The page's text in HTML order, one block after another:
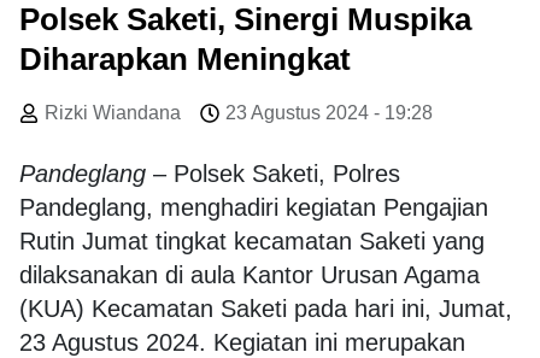
Polsek Saketi, Sinergi Muspika
Diharapkan Meningkat
Rizki Wiandana 23 Agustus 2024 - 19:28
Pandeglang – Polsek Saketi, Polres
Pandeglang, menghadiri kegiatan Pengajian
Rutin Jumat tingkat kecamatan Saketi yang
dilaksanakan di aula Kantor Urusan Agama
(KUA) Kecamatan Saketi pada hari ini, Jumat,
23 Agustus 2024. Kegiatan ini merupakan